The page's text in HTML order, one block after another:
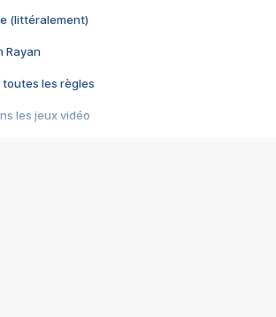
(littéralement)
Rayan
toutes les règles
les jeux vidéo